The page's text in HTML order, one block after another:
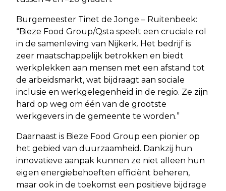
Burgemeester Tinet de Jonge – Ruitenbeek:
“Bieze Food Group/Qsta speelt een cruciale rol
in de samenleving van Nijkerk. Het bedrijf is
zeer maatschappelijk betrokken en biedt
werkplekken aan mensen met een afstand tot
de arbeidsmarkt, wat bijdraagt aan sociale
inclusie en werkgelegenheid in de regio. Ze zijn
hard op weg om één van de grootste
werkgevers in de gemeente te worden.”
Daarnaast is Bieze Food Group een pionier op
het gebied van duurzaamheid. Dankzij hun
innovatieve aanpak kunnen ze niet alleen hun
eigen energiebehoeften efficiënt beheren,
maar ook in de toekomst een positieve bijdrage